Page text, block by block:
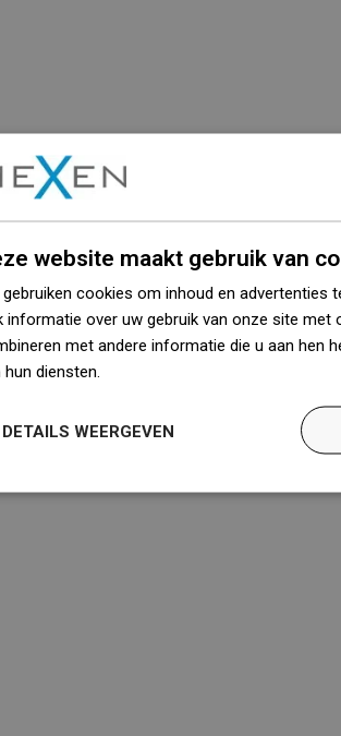
website maakt gebruik van
gebruiken cookies om inhoud en advertenties
informatie over uw gebruik van onze site met
met andere informatie die u aan hen
hun diensten.
DETAILS WEERGEVEN